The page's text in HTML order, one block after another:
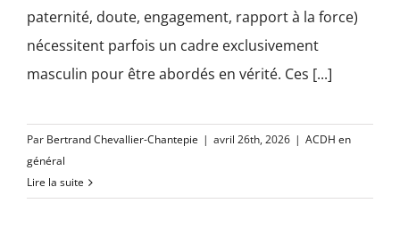
paternité, doute, engagement, rapport à la force)
nécessitent parfois un cadre exclusivement
masculin pour être abordés en vérité. Ces [...]
Par Bertrand Chevallier-Chantepie | avril 26th, 2026 | ACDH en
général
Lire la suite